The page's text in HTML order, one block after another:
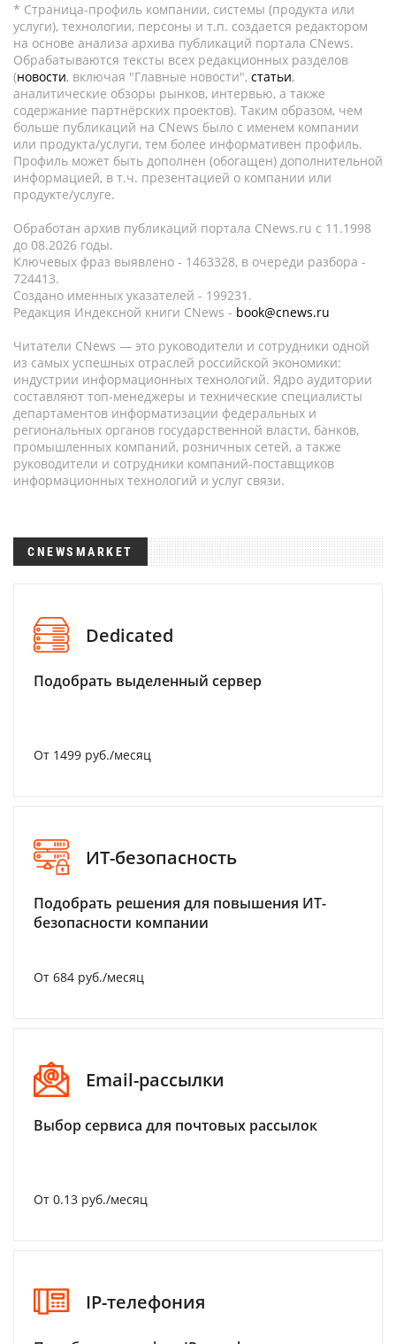
* Страница-профиль компании, системы (продукта или
услуги), технологии, персоны и т.п. создается редактором
на основе анализа архива публикаций портала CNews.
Обрабатываются тексты всех редакционных разделов
(новости, включая "Главные новости", статьи,
аналитические обзоры рынков, интервью, а также
содержание партнёрских проектов). Таким образом, чем
больше публикаций на CNews было с именем компании
или продукта/услуги, тем более информативен профиль.
Профиль может быть дополнен (обогащен) дополнительной
информацией, в т.ч. презентацией о компании или
продукте/услуге.
Обработан архив публикаций портала CNews.ru c 11.1998
до 08.2026 годы.
Ключевых фраз выявлено - 1463328, в очереди разбора -
724413.
Создано именных указателей - 199231.
Редакция Индексной книги CNews - book@cnews.ru
Читатели CNews — это руководители и сотрудники одной
из самых успешных отраслей российской экономики:
индустрии информационных технологий. Ядро аудитории
составляют топ-менеджеры и технические специалисты
департаментов информатизации федеральных и
региональных органов государственной власти, банков,
промышленных компаний, розничных сетей, а также
руководители и сотрудники компаний-поставщиков
информационных технологий и услуг связи.
CNEWSMARKET
Dedicated
Подобрать выделенный сервер
От 1499 руб./месяц
ИТ-безопасность
Подобрать решения для повышения ИТ-
безопасности компании
От 684 руб./месяц
Email-рассылки
Выбор сервиса для почтовых рассылок
От 0.13 руб./месяц
IP-телефония